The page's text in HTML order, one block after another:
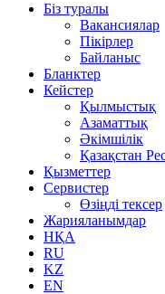
Біз туралы
Вакансиялар
Пікірлер
Байланыс
Бланктер
Кейстер
Қылмыстық
Азаматтық
Әкімшілік
Қазақстан
Қызметтер
Сервистер
Өзіңді тексер
Жарияланымдар
НҚА
RU
KZ
EN